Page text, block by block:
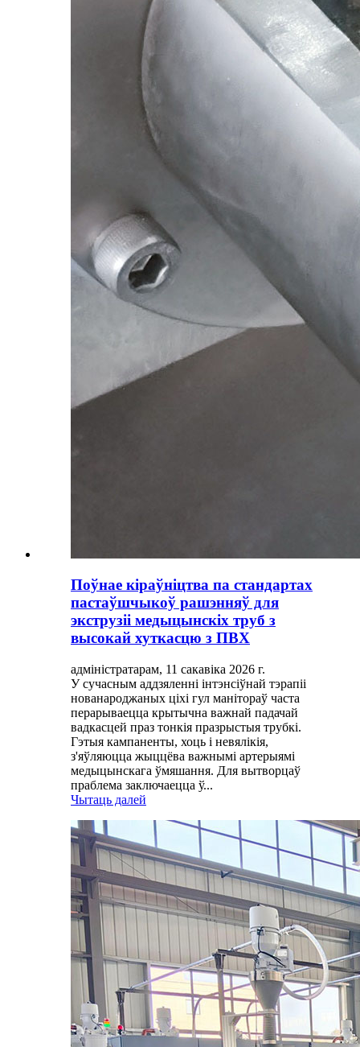
Поўнае кіраўніцтва па стандартах
пастаўшчыкоў рашэнняў для
экструзіі медыцынскіх труб з
высокай хуткасцю з ПВХ
адміністратарам, 11 сакавіка 2026 г.
У сучасным аддзяленні інтэнсіўнай тэрапіі
нованароджаных ціхі гул манітораў часта
перарываецца крытычна важнай падачай
вадкасцей праз тонкія празрыстыя трубкі.
Гэтыя кампаненты, хоць і невялікія,
з'яўляюцца жыццёва важнымі артерыямі
медыцынскага ўмяшання. Для вытворцаў
праблема заключаецца ў...
Чытаць далей